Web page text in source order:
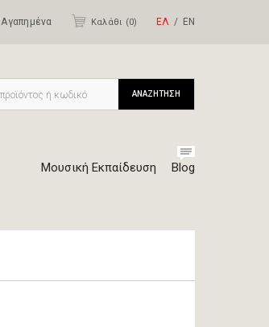
Αγαπημένα Καλάθι (0) ΕΛ ΕΝ
Μουσική Εκπαίδευση Blog
ΑΝΑΖΗΤΗΣΗ